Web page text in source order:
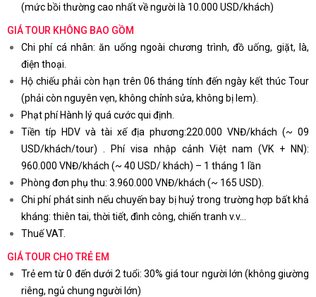
(mức bồi thường cao nhất về người là 10.000 USD/khách)
GIÁ TOUR KHÔNG BAO GỒM
Chi phí cá nhân: ăn uống ngoài chương trình, đồ uống, giặt, là,
điện thoại.
Hộ chiếu phải còn hạn trên 06 tháng tính đến ngày kết thúc Tour
(phải còn nguyên vẹn, không chỉnh sửa, không bị lem).
Phạt phí Hành lý quá cước qui định.
Tiền típ HDV và tài xế địa phương:220.000 VNĐ/khách (~ 09
USD/khách/tour) . Phí visa nhập cảnh Việt nam (VK + NN):
960.000 VNĐ/khách (~ 40 USD/ khách) – 1 tháng 1 lần
Phòng đơn phụ thu: 3.960.000 VNĐ/khách (~ 165 USD).
Chi phí phát sinh nếu chuyến bay bị huỷ trong trường hợp bất khả
kháng: thiên tai, thời tiết, đình công, chiến tranh v.v…
Thuế VAT.
GIÁ TOUR CHO TRẺ EM
Trẻ em từ 0 đến dưới 2 tuổi: 30% giá tour người lớn (không giường
riêng, ngủ chung người lớn)